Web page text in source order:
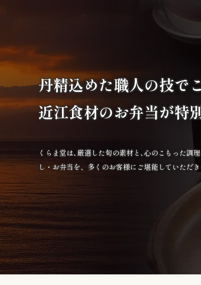
丹精込めた職人の技で
近江食材のお弁当が特
くらま堂は､厳選した旬の素材と､心のこもった調
し・お弁当を、多くのお客様にご堪能していただ